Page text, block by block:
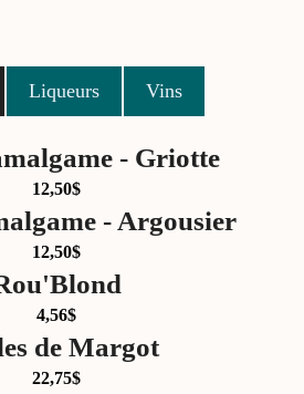
- Griotte
12,50$
- Argousier
12,50$
4,56$
de Margot
22,75$
Liqueurs Vins